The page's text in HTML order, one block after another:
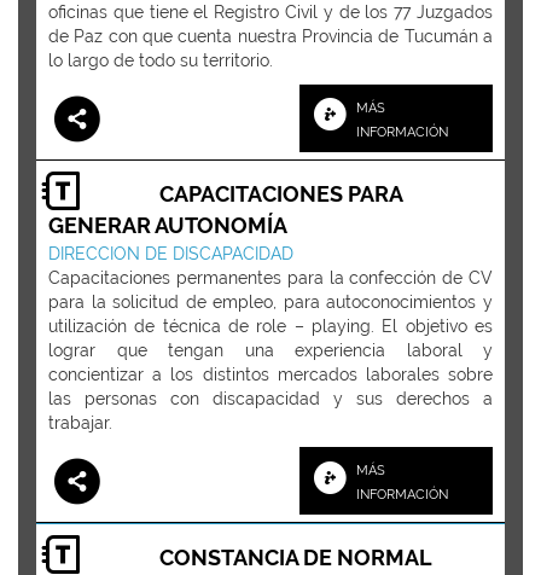
oficinas que tiene el Registro Civil y de los 77 Juzgados
de Paz con que cuenta nuestra Provincia de Tucumán a
lo largo de todo su territorio.
MÁS
INFORMACIÓN
CAPACITACIONES PARA
GENERAR AUTONOMÍA
DIRECCION DE DISCAPACIDAD
Capacitaciones permanentes para la confección de CV
para la solicitud de empleo, para autoconocimientos y
utilización de técnica de role – playing. El objetivo es
lograr que tengan una experiencia laboral y
concientizar a los distintos mercados laborales sobre
las personas con discapacidad y sus derechos a
trabajar.
MÁS
INFORMACIÓN
CONSTANCIA DE NORMAL